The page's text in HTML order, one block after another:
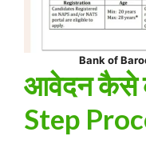
Bank of
आवेदन कैसे
Step